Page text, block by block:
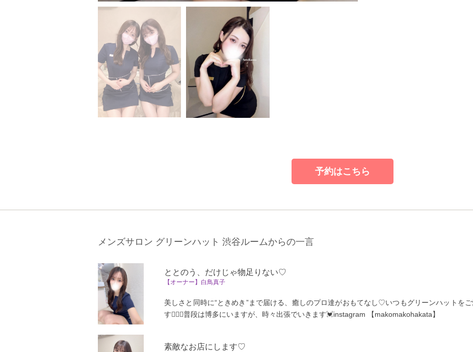
予約はこちら
メンズサロン グリーンハット 渋谷ルームからの一言
ととのう、だけじゃ物足りない♡
【オーナー】白鳥真子
美しさと同時に“ときめき”まで届ける、癒しのプロ達がおもてなし♡いつもグリーンハットを
す🙇‍♀️✨普段は博多にいますが、時々出張でいきます💓instagram 【makomakohakata】
素敵なお店にします♡